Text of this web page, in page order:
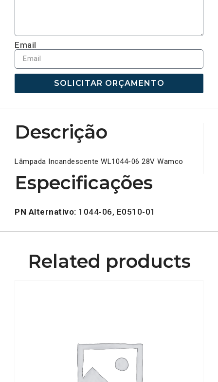
Email
SOLICITAR ORÇAMENTO
Descrição
Lâmpada Incandescente WL1044-06 28V Wamco
Especificações
PN Alternativo: 1044-06, E0510-01
Related products